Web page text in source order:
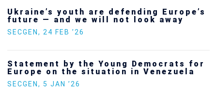
Ukraine’s youth are defending Europe’s
future — and we will not look away
SECGEN , 24 FEB ’26
Statement by the Young Democrats for
Europe on the situation in Venezuela
SECGEN , 5 JAN ’26